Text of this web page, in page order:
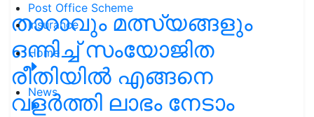
Post Office Scheme
Insurance
Home
News
താറാവും മത്സ്യങ്ങളും
ഒന്നിച്ച് സംയോജിത
രീതിയില്‍ എങ്ങനെ
വളര്‍ത്തി ലാഭം നേടാം